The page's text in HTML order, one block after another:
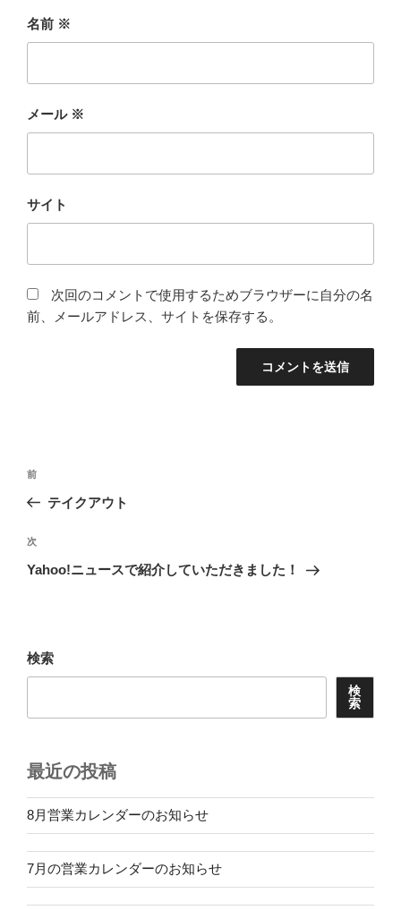
名前 ※
メール ※
サイト
次回のコメントで使用するためブラウザーに自分の名
前、メールアドレス、サイトを保存する。
投
ナ
ビ
ゲ
ン
前
の
稿
前
テイクアウト
次
の
次
Yahoo!ニュースで紹介していただきました！
検索
検
索
最近の投稿
8月営業カレンダーのお知らせ
7月の営業カレンダーのお知らせ